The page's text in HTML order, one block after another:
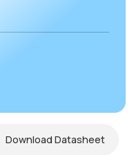
Download Datasheet